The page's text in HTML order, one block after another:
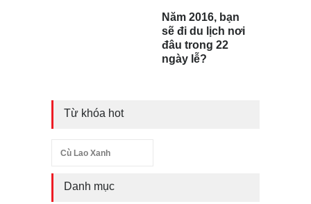
Năm 2016, bạn
sẽ đi du lịch nơi
đâu trong 22
ngày lễ?
Từ khóa hot
Cù Lao Xanh
Danh mục